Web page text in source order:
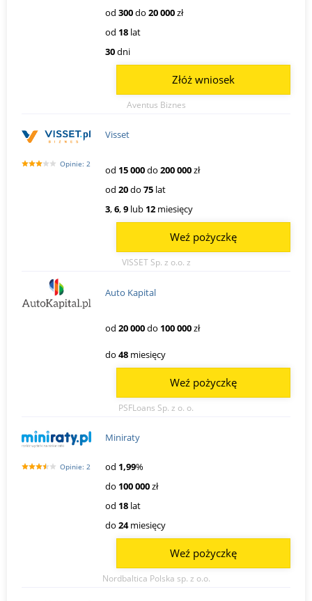
od 300do 20 000zł
od 18 lat
30dni
Aventus Biznes
Złóż wniosek
Opinie: 2
Visset
od 15 000do 200 000zł
od 20do 75 lat
3,6,9 lub 12 miesięcy
VISSET Sp. z o.o. z
Weź pożyczkę
Auto Kapital
od 20 000do 100 000zł
do 48 miesięcy
PSFLoans Sp. z o. o.
Weź pożyczkę
Opinie: 2
Miniraty
od 1,99%
do 100 000zł
od 18 lat
do 24miesięcy
Nordbaltica Polska sp. z o.o.
Weź pożyczkę